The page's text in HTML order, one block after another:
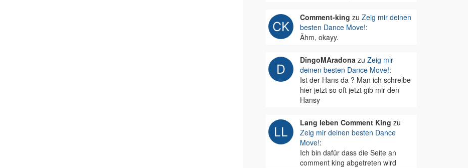
Comment-king zu Zeig mir deinen
besten Dance Move!:
Ähm, okayy.
DingoMAradonazu Zeig mir
deinen besten Dance Move!:
Ist der Hans da ? Man ich schreibe
hier jetzt so oft jetzt gib mir den
Hansy
Lang leben Comment King zu
Zeig mir deinen besten Dance
Move!:
Ich bin dafür dass die Seite an
comment king abgetreten wird